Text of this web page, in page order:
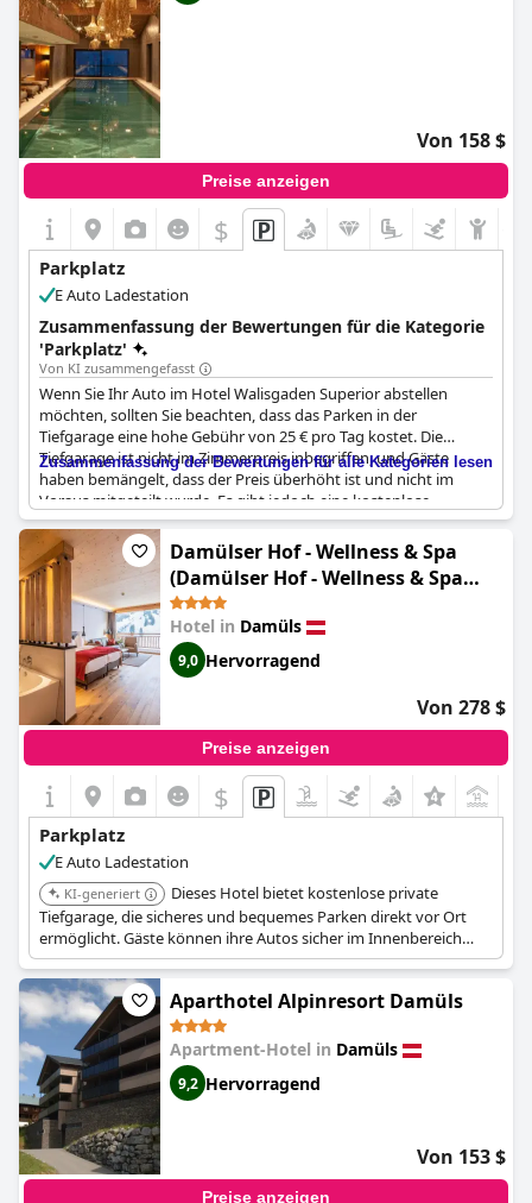
Von 158 $
Preise anzeigen
$
Parkplatz
E Auto Ladestation
Zusammenfassung der Bewertungen für die Kategorie
'Parkplatz'
Von KI zusammengefasst
Wenn Sie Ihr Auto im Hotel Walisgaden Superior abstellen
möchten, sollten Sie beachten, dass das Parken in der
Tiefgarage eine hohe Gebühr von 25 € pro Tag kostet. Die
Tiefgarage ist nicht im Zimmerpreis inbegriffen, und Gäste
haben bemängelt, dass der Preis überhöht ist und nicht im
Voraus mitgeteilt wurde. Es gibt jedoch eine kostenlose
alternative Parkmöglichkeit nur wenige Schritte vom Hotel
entfernt. Am letzten Tag konnten die Gäste ihr Auto bis nach
dem Skifahren kostenlos in der Garage abstellen. Obwohl es
keine anderen Parkmöglichkeiten am Hotel gibt, haben sich die
Gäste über die hohen Gebühren gewundert und geärgert.
Wenn Sie also vorhaben, am Hotel zu parken, sollten Sie sich
darauf einstellen, dass Sie für den Komfort der Tiefgarage einen
Aufpreis zahlen müssen.
Zusammenfassung der Bewertungen für alle Kategorien lesen
Damülser Hof - Wellness & Spa
(Damülser Hof - Wellness & Spa
Superior)
Hotel in Damüls
9,0 Hervorragend
Von 278 $
Preise anzeigen
$
Parkplatz
E Auto Ladestation
KI-generiert
Dieses Hotel bietet kostenlose private
Tiefgarage, die sicheres und bequemes Parken direkt vor Ort
ermöglicht. Gäste können ihre Autos sicher im Innenbereich
parken, geschützt vor dem Wetter.
Aparthotel Alpinresort Damüls
Apartment-Hotel in Damüls
9,2 Hervorragend
Von 153 $
Preise anzeigen